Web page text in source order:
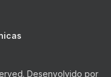
Desenvolvido por